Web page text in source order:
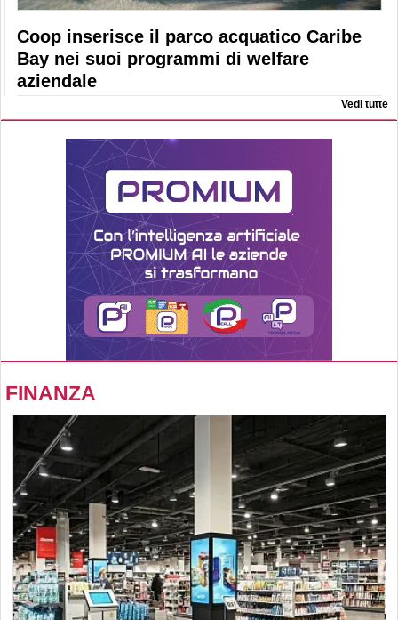
Coop inserisce il parco acquatico Caribe
Bay nei suoi programmi di welfare
aziendale
Vedi tutte
FINANZA